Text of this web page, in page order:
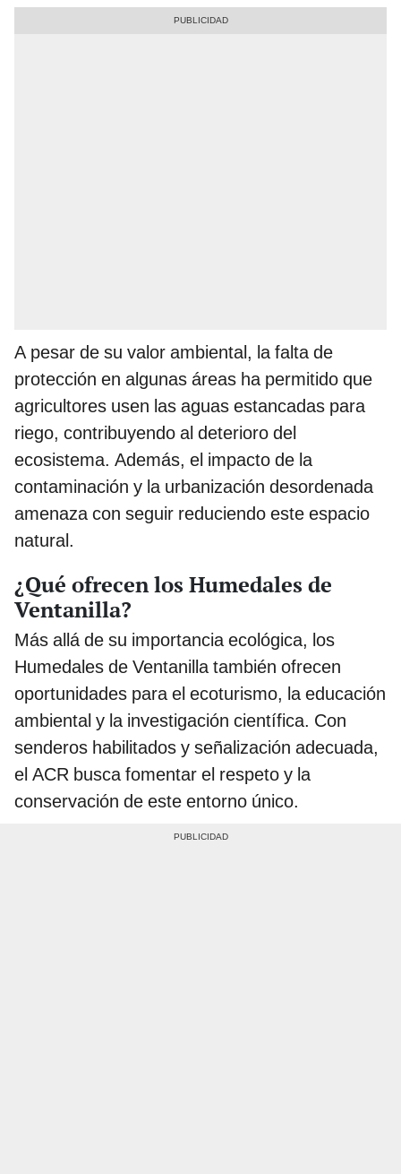
A pesar de su valor ambiental, la falta de
protección en algunas áreas ha permitido que
agricultores usen las aguas estancadas para
riego, contribuyendo al deterioro del
ecosistema. Además, el impacto de la
contaminación y la urbanización desordenada
amenaza con seguir reduciendo este espacio
natural.
¿Qué ofrecen los Humedales de
Ventanilla?
Más allá de su importancia ecológica, los
Humedales de Ventanilla también ofrecen
oportunidades para el ecoturismo, la educación
ambiental y la investigación científica. Con
senderos habilitados y señalización adecuada,
el ACR busca fomentar el respeto y la
conservación de este entorno único.